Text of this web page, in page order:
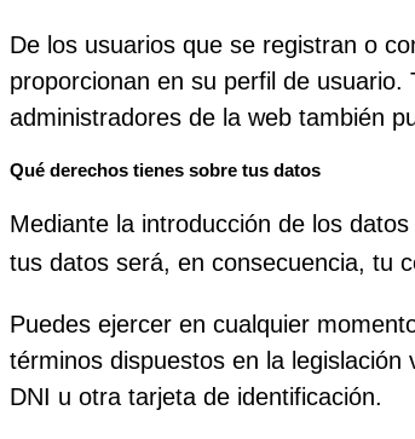
De los usuarios que se registran o
proporcionan en su perfil de
administradores de la web también
Qué derechos tienes sobre tus datos
Mediante la introducción de los
tus datos será, en consecuencia, tu
Puedes ejercer en cualquier
términos dispuestos en la
DNI u otra tarjeta de identificación.